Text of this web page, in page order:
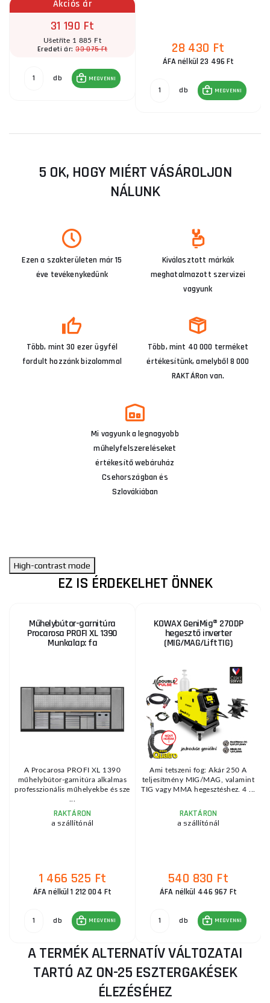
Akciós ár
31 190 Ft
Ušetříte 1 885 Ft
Eredeti ár:33 075 Ft
db MEGVENNI
28 430 Ft
ÁFA nélkül 23 496 Ft
db MEGVENNI
5 OK, HOGY MIÉRT VÁSÁROLJON
NÁLUNK
Ezen a szakterületen már 15
éve tevékenykedünk
Kiválasztott márkák
meghatalmazott szervizei
vagyunk
Több, mint 30 ezer ügyfél
fordult hozzánk bizalommal
Több, mint 40 000 terméket
értékesítünk, amelyből 8 000
RAKTÁRon van.
Mi vagyunk a legnagyobb
műhelyfelszereléseket
értékesítő webáruház
Csehországban és
Szlovákiában
High-contrast mode
EZ IS ÉRDEKELHET ÖNNEK
Műhelybútor-garnitúra
Procarosa PROFI XL 1390
Munkalap: fa
A Procarosa PROFI XL 1390
műhelybútor-garnitúra alkalmas
professzionális műhelyekbe és sze
RAKTÁRON
a szállítónál
1 466 525 Ft
ÁFA nélkül 1 212 004 Ft
db MEGVENNI
KOWAX GeniMig® 270DP
hegesztő inverter
(MIG/MAG/LiftTIG)
Ami tetszeni fog: Akár 250 A
teljesítmény MIG/MAG, valamint
TIG vagy MMA hegesztéshez. 4 ...
RAKTÁRON
a szállítónál
540 830 Ft
ÁFA nélkül 446 967 Ft
db MEGVENNI
A TERMÉK ALTERNATÍV VÁLTOZATAI
TARTÓ AZ ON-25 ESZTERGAKÉSEK
ÉLEZÉSÉHEZ